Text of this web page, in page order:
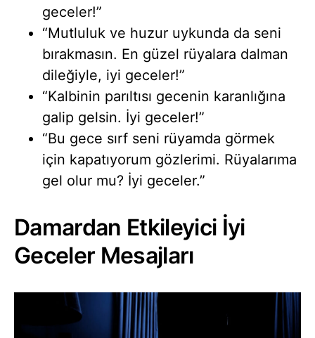
geceler!”
“Mutluluk ve huzur uykunda da seni
bırakmasın. En güzel rüyalara dalman
dileğiyle, iyi geceler!”
“Kalbinin parıltısı gecenin karanlığına
galip gelsin. İyi geceler!”
“Bu gece sırf seni rüyamda görmek
için kapatıyorum gözlerimi. Rüyalarıma
gel olur mu? İyi geceler.”
Damardan Etkileyici İyi
Geceler Mesajları